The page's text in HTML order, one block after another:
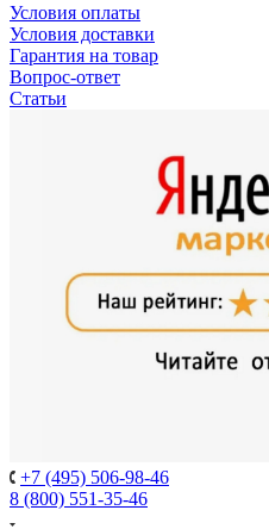
Условия оплаты
Условия доставки
Гарантия на товар
Вопрос-ответ
Статьи
+7 (495) 506-98-46
8 (800) 551-35-46